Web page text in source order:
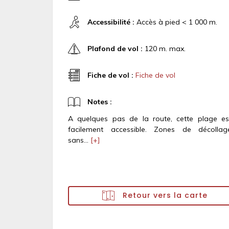
Accessibilité : Accès à pied < 1 000 m.
Plafond de vol : 120 m. max.
Fiche de vol : Fiche de vol
Notes :
A quelques pas de la route, cette plage
facilement accessible. Zones de
sans... [+]
Retour vers la carte